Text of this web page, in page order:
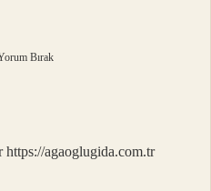
Bırak
https://agaoglugida.com.tr